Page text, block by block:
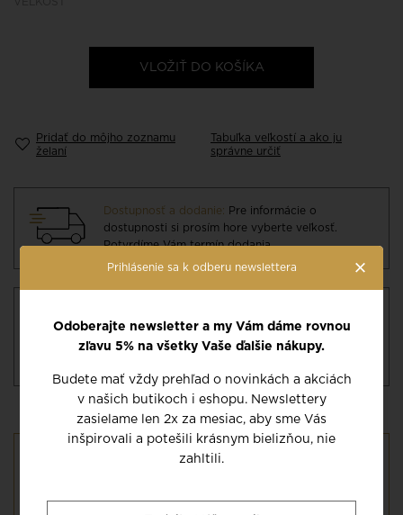
VLOŽIŤ DO KOŠÍKA
Pridať do môjho zoznamu
želaní
Tabuľka veľkostí a ako ju
správne určiť
Dostupnosť a dodanie: Pre informácie o
dostupnosti si prosím hore vyberte veľkosť.
Potvrdíme Vám termín dodania.
Prečítajte si správny postup pre určenie veľkosti
spodného prádla. Zobrazte si náš návod v
Nevystužená podprsenka so stredovým švom, ktorá jemne
Prihlásenie sa k odberu newslettera ×
Odoberajte newsletter a my Vám dáme rovnou
zľavu 5% na všetky Vaše ďalšie nákupy.
Budete mať vždy prehľad o novinkách a akciách
v našich butikoch i eshopu. Newslettery
zasielame len 2x za mesiac, aby sme Vás
inšpirovali a potešili krásnym bielizňou, nie
zahltili.